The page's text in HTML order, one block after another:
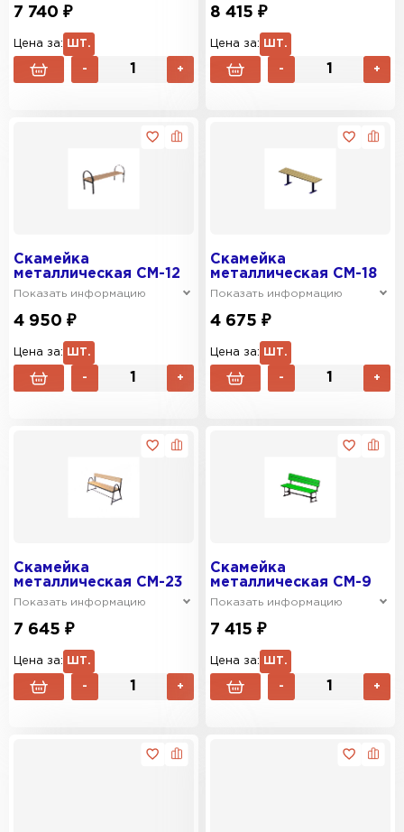
7 740 ₽
Цена за: ШТ.
- +
8 415 ₽
Цена за: ШТ.
- +
Скамейка
металлическая СМ-12
Показать информацию
4 950 ₽
Цена за: ШТ.
- +
Скамейка
металлическая СМ-18
Показать информацию
4 675 ₽
Цена за: ШТ.
- +
Скамейка
металлическая СМ-23
Показать информацию
7 645 ₽
Цена за: ШТ.
- +
Скамейка
металлическая СМ-9
Показать информацию
7 415 ₽
Цена за: ШТ.
- +